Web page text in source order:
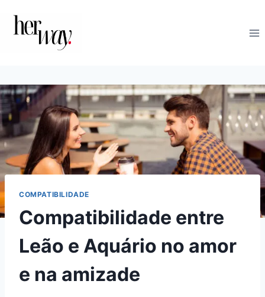
COMPATIBILIDADE
Compatibilidade entre
Leão e Aquário no amor
e na amizade